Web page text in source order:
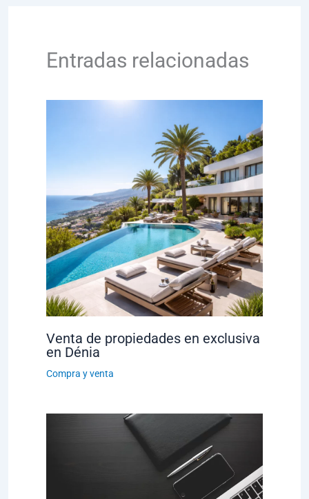
Entradas relacionadas
Venta de propiedades en exclusiva
en Dénia
Compra y venta